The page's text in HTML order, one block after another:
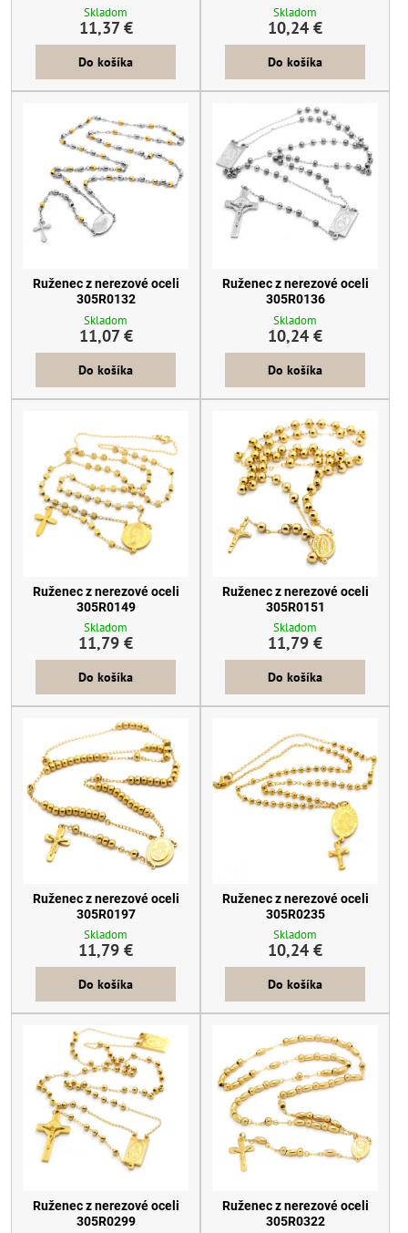
Skladom
11,37 €
Do košíka
Skladom
10,24 €
Do košíka
Ruženec z nerezové oceli
305R0132
Skladom
11,07 €
Do košíka
Ruženec z nerezové oceli
305R0136
Skladom
10,24 €
Do košíka
Ruženec z nerezové oceli
305R0149
Skladom
11,79 €
Do košíka
Ruženec z nerezové oceli
305R0151
Skladom
11,79 €
Do košíka
Ruženec z nerezové oceli
305R0197
Skladom
11,79 €
Do košíka
Ruženec z nerezové oceli
305R0235
Skladom
10,24 €
Do košíka
Ruženec z nerezové oceli
305R0299
Ruženec z nerezové oceli
305R0322